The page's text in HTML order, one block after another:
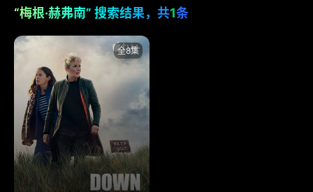
“梅根·赫弗南” 搜索结果，共1条
全8集